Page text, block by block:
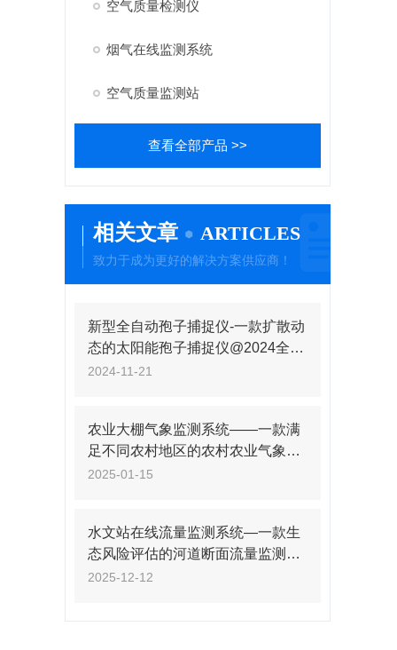
空气质量检测仪
烟气在线监测系统
空气质量监测站
查看全部产品 >>
相关文章 ARTICLES
致力于成为更好的解决方案供应商！
新型全自动孢子捕捉仪-一款扩散动
态的太阳能孢子捕捉仪@2024全
+境+派+送
2024-11-21
农业大棚气象监测系统——一款满
足不同农村地区的农村农业气象监
测站2025
2025-01-15
水文站在线流量监测系统—一款生
态风险评估的河道断面流量监测系
统+派+送
2025-12-12